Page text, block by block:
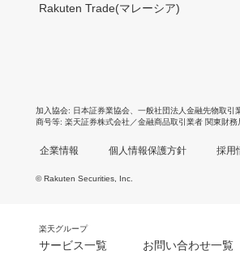
Rakuten Trade(マレーシア)
加入協会 日本証券業協会 一般社団法人金融先物取引
商号等 楽天証券株式会社／金融商品取引業者 関東財
企業情報 個人情報保護方針 採用
© Rakuten Securities, Inc.
楽天グループ
サービス一覧 お問い合わせ一覧